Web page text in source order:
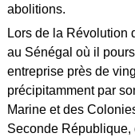
abolitions.
Lors de la Révolution
au Sénégal où il
entreprise près de
précipitamment par
Marine et des
Seconde